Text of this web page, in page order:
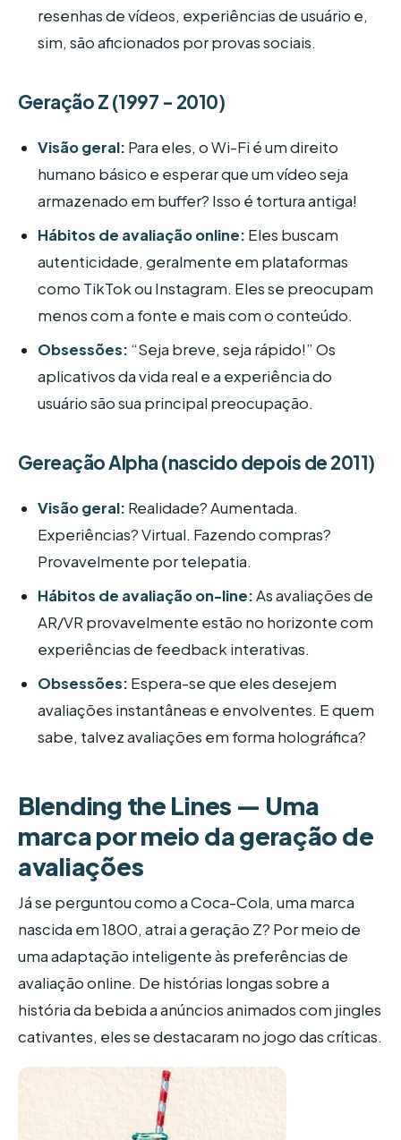
resenhas de vídeos, experiências de usuário e,
sim, são aficionados por provas sociais.
Geração Z (1997 - 2010)
Visão geral: Para eles, o Wi-Fi é um direito
humano básico e esperar que um vídeo seja
armazenado em buffer? Isso é tortura antiga!
Hábitos de avaliação online: Eles buscam
autenticidade, geralmente em plataformas
como TikTok ou Instagram. Eles se preocupam
menos com a fonte e mais com o conteúdo.
Obsessões: “Seja breve, seja rápido!” Os
aplicativos da vida real e a experiência do
usuário são sua principal preocupação.
Gereação Alpha (nascido depois de 2011)
Visão geral: Realidade? Aumentada.
Experiências? Virtual. Fazendo compras?
Provavelmente por telepatia.
Hábitos de avaliação on-line:As avaliações de
AR/VR provavelmente estão no horizonte com
experiências de feedback interativas.
Obsessões: Espera-se que eles desejem
avaliações instantâneas e envolventes. E quem
sabe, talvez avaliações em forma holográfica?
Blending the Lines — Uma
marca por meio da geração de
avaliações
Já se perguntou como a Coca-Cola, uma marca
nascida em 1800, atrai a geração Z? Por meio de
uma adaptação inteligente às preferências de
avaliação online. De histórias longas sobre a
história da bebida a anúncios animados com jingles
cativantes, eles se destacaram no jogo das críticas.